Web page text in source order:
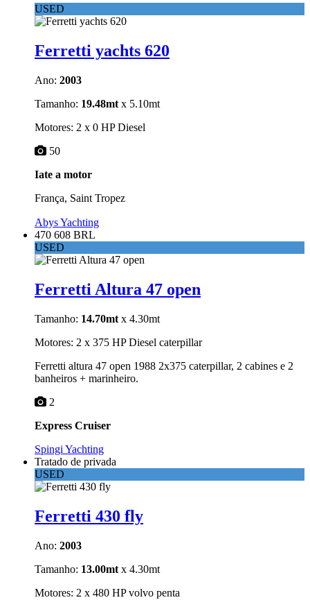
USED
Ferretti yachts 620
Ano: 2003
Tamanho: 19.48mt x 5.10mt
Motores: 2 x 0 HP Diesel
50
Iate a motor
França, Saint Tropez
Abys Yachting
470 608 BRL
USED
Ferretti Altura 47 open
Tamanho: 14.70mt x 4.30mt
Motores: 2 x 375 HP Diesel caterpillar
Ferretti altura 47 open 1988 2x375 caterpillar, 2 cabines e 2
banheiros + marinheiro.
2
Express Cruiser
Spingi Yachting
Tratado de privada
USED
Ferretti 430 fly
Ano: 2003
Tamanho: 13.00mt x 4.30mt
Motores: 2 x 480 HP volvo penta